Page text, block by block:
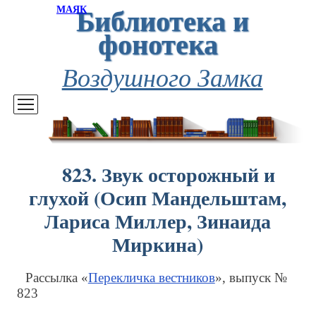
МАЯКБиблиотека и
фонотека
Воздушного Замка
823. Звук осторожный и
глухой (Осип Мандельштам,
Лариса Миллер, Зинаида
Миркина)
Рассылка «Перекличка вестников», выпуск №
823